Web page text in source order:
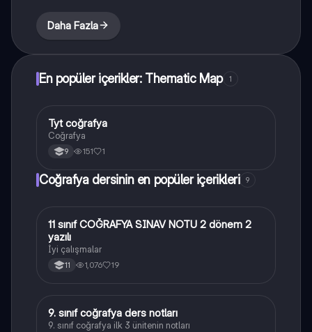
Daha Fazla
En popüler içerikler: Thematic Map 1
Coğrafya
Tyt coğrafya
Coğrafya
9 151 1
Coğrafya dersinin en popüler içerikleri 9
Coğrafya
11 sınıf COĞRAFYA SINAV NOTU 2 dönem 2
yazılı
İyi çalışmalar
11 1,076 19
Coğrafya
9. sınıf coğrafya ders notları
9. sınıf coğrafya ilk 3 ünitenin notları